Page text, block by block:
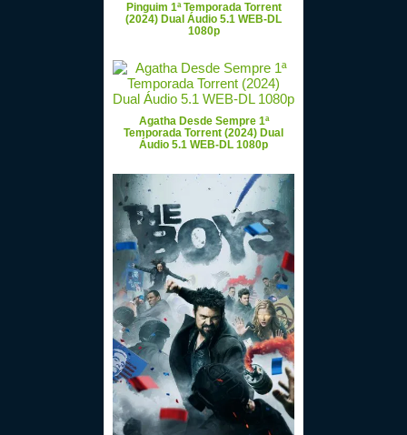
Pinguim 1ª Temporada Torrent
(2024) Dual Áudio 5.1 WEB-DL
1080p
Agatha Desde Sempre 1ª
Temporada Torrent (2024) Dual
Áudio 5.1 WEB-DL 1080p